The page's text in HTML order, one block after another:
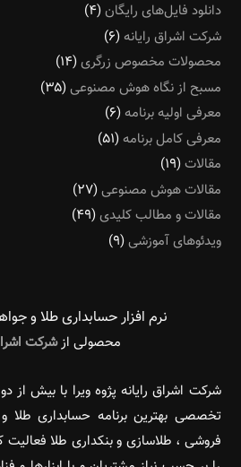
دانلود فایل‌های رایگان(۴)
شرکت اشراق رایانه (۶)
محصولات مخصوص زرگری(۱۴)
مسبح از نگاه هوش مصنوعی(۳۵)
معرفی اولیه برنامه (۶)
معرفی کامل برنامه (۵۱)
مقالات(۱۹)
مقالات هوش مصنوعی(۲۷)
مقالات و مطالب کلیدی(۴۹)
ویدئوهای آموزشی(۹)
نرم افزار حسابداری طلا و
محصولی ازشرکت
شرکت اشراق رایانه پژوه ویرا با بیش از
تخصصی بهترین برنامه حسابداری طلا
فروشی ، طلاسازی و بنکداری طلا